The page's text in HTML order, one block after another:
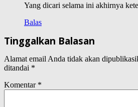
Yang dicari selama ini akhirnya
Balas
Tinggalkan Balasan
Alamat email Anda tidak akan
ditandai *
Komentar *